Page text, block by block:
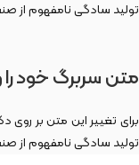
تولید سادگی نامفهوم از
متن سربرگ خود را
برای تغییر این متن بر
تولید سادگی نامفهوم از